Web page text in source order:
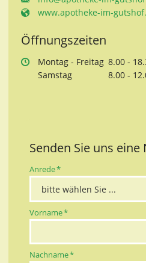
www.apotheke-im-
Öffnungszeiten
Montag - Freitag 8.00 -
Samstag 8.00 -
Senden Sie uns
Pflichtfeld
Anrede*
Pflichtfeld
Vorname*
Pflichtfeld
Nachname*